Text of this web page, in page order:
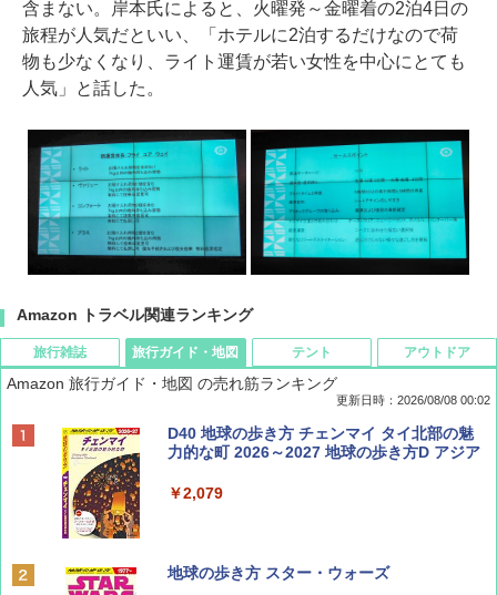
含まない。岸本氏によると、火曜発～金曜着の2泊4日の
旅程が人気だといい、「ホテルに2泊するだけなので荷
物も少なくなり、ライト運賃が若い女性を中心にとても
人気」と話した。
Amazon トラベル関連ランキング
旅行雑誌
BE-PAL(ビ-パル) 2026年 9 月号【特別付録:
SOTO ミニマル"旅"財布 ランダム2種】
￥1,500
ディズニーファン ２０２６年 ９月号 [雑
旅行ガイド・地図
Amazon 旅行ガイド・地図 の売れ筋ランキング
更新日時：2026/08/08 00:02
D40 地球の歩き方 チェンマイ タイ北部の魅
力的な町 2026～2027 地球の歩き方D アジア
￥2,079
地球の歩き方 スター・ウォーズ
テント アウトドア